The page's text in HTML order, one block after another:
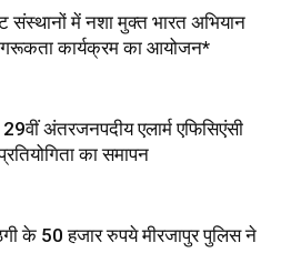
संस्थानों में नशा मुक्त भारत अभियान
कार्यक्रम का आयोजन*
29वीं अंतरजनपदीय एलार्म एफिसिएंसी
का समापन
के 50 हजार रुपये मीरजापुर पुलिस ने